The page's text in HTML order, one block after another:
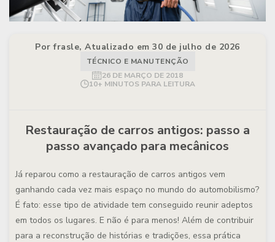
Por frasle, Atualizado em 30 de julho de 2026
TÉCNICO E MANUTENÇÃO
26 DE MARÇO DE 2018
10+ MINUTOS PARA LEITURA
Restauração de carros antigos: passo a
passo avançado para mecânicos
Já reparou como a restauração de carros antigos vem
ganhando cada vez mais espaço no mundo do automobilismo?
É fato: esse tipo de atividade tem conseguido reunir adeptos
em todos os lugares. E não é para menos! Além de contribuir
para a reconstrução de histórias e tradições, essa prática